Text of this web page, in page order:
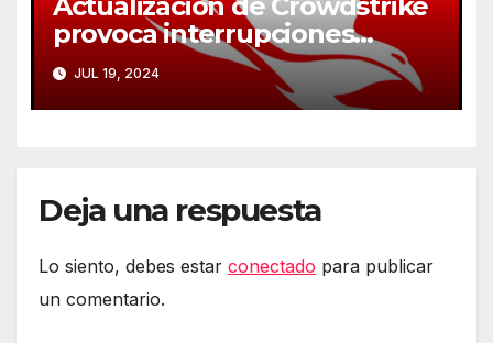
provoca interrupciones
masivas en servicios críticos
JUL 19, 2024
Deja una respuesta
Lo siento, debes estar conectado para publicar
un comentario.